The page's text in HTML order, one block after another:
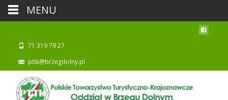
71 319 79 27
pttk@brzegdolny.pl
MENU